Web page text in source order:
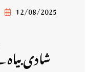
12/08/2025
شادی